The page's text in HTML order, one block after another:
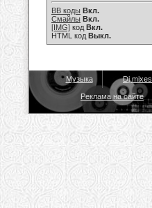
BB коды Вкл.
Смайлы Вкл.
[IMG] код Вкл.
HTML код Выкл.
Музыка Dj mixes
Реклама на сайте